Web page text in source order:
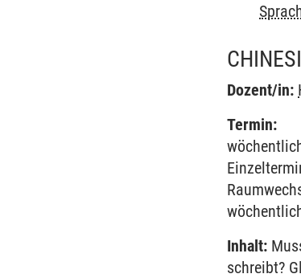
Dozent/in:
Termin:
Inhalt:
schreibt?